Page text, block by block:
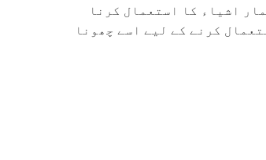
اشیاء کا استعمال کرنا
کرنے کے لیے اسے چھونا